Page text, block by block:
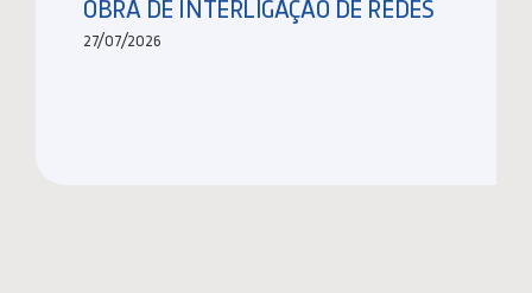
OBRA DE INTERLIGAÇÃO DE REDES
27/07/2026